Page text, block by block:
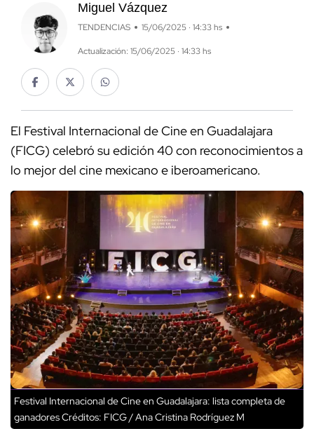
Miguel Vázquez
TENDENCIAS 15/06/2025 · 14:33 hs
Actualización: 15/06/2025 · 14:33 hs
El Festival Internacional de Cine en Guadalajara
(FICG) celebró su edición 40 con reconocimientos a
lo mejor del cine mexicano e iberoamericano.
Festival Internacional de Cine en Guadalajara: lista completa de
ganadoresCréditos: FICG / Ana Cristina Rodríguez M